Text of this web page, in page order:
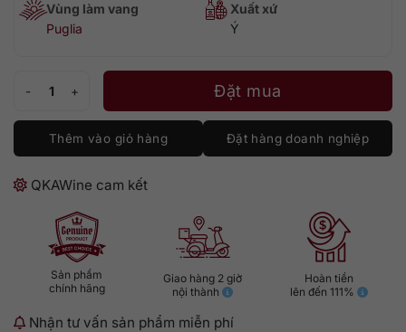
Vùng làm vang
Puglia
Xuất xứ
Ý
San Marzano 50 Anniversario số lượngĐặt mua
Thêm vào giỏ hàng Đặt hàng doanh nghiệp
QKAWine cam kết
Sản phẩm
chính hãng
Giao hàng 2 giờ
nội thành
Hoàn tiền
lên đến 111%
Nhận tư vấn sản phẩm miễn phí